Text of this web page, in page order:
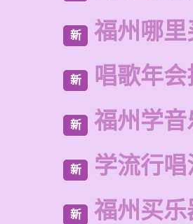
新 福州哪
新 唱歌年
新 福州学
新 学流行
新 福州买